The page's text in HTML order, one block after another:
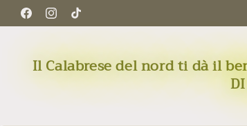
Skip to
content
FacebookInstagram
TikTok
Il Calabrese del nord ti dà il